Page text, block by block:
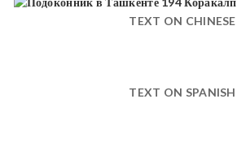
TEXT ON CHINESE
TEXT ON SPANISH